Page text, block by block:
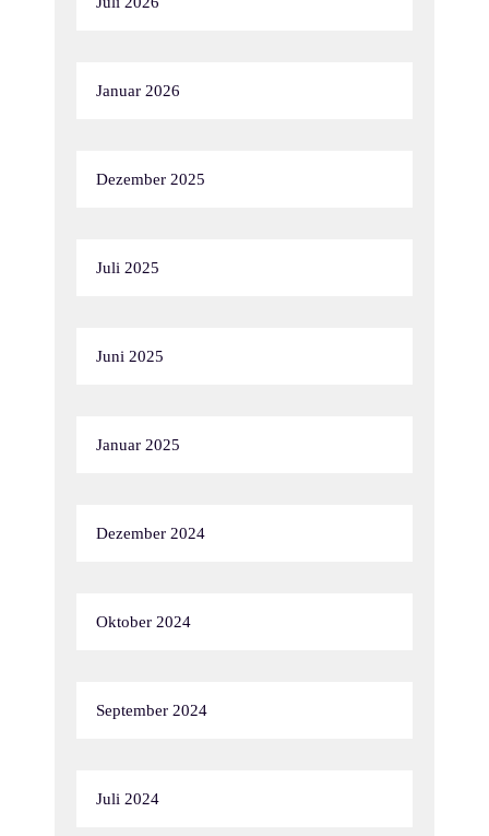
Januar 2026
Dezember 2025
Juli 2025
Juni 2025
Januar 2025
Dezember 2024
Oktober 2024
September 2024
Juli 2024